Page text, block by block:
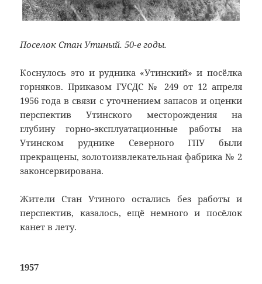
Поселок Стан Утиный. 50-е годы.
Коснулось это и рудника «Утинский» и посёлка
горняков. Приказом ГУСДС № 249 от 12 апреля
1956 года в связи с уточнением запасов и оценки
перспектив Утинского месторождения на
глубину горно-эксплуатационные работы на
Утинском руднике Северного ГПУ были
прекращены, золотоизвлекательная фабрика № 2
законсервирована.
Жители Стан Утиного остались без работы и
перспектив, казалось, ещё немного и посёлок
канет в лету.
1957